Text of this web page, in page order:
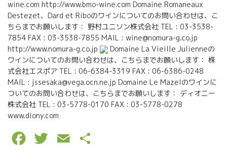
wine.com http://www.bmo-wine.com Domaine Romaneaux
Destezet、Dard et Riboのワインについてのお問い合わせは、こ
ちらまでお願いします： 野村ユニソン株式会社 TEL : 03-3538-
7854 FAX : 03-3538-7855 MAIL : wine@nomura-g.co.jp
http://www.nomura-g.co.jp
Domaine La Vieille Julienneの
ワインについてのお問い合わせは、こちらまでお願いします： 株
式会社エスポア TEL : 06-6384-3319 FAX : 06-6386-0248
MAIL : jssesaka@vega.ocn.ne.jp Domaine Le Mazelのワインに
ついてのお問い合わせは、こちらまでお願いします： ディオニー
株式会社 TEL : 03-5778-0170 FAX : 03-5778-0278
www.diony.com